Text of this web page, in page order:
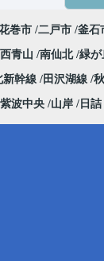
巻市 二戸市 釜石
西青山 南仙北 緑が
新幹線 田沢湖線
紫波中央 山岸 日詰